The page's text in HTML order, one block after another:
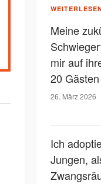
Meine
mir auf
20
und sagte,
ganzen
26. März 2026
Ich
Jungen,